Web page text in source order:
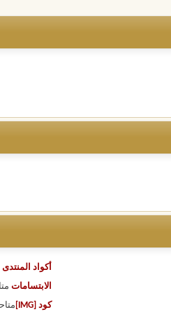
أكواد المنتدى
الابتسامات
كود [IMG]